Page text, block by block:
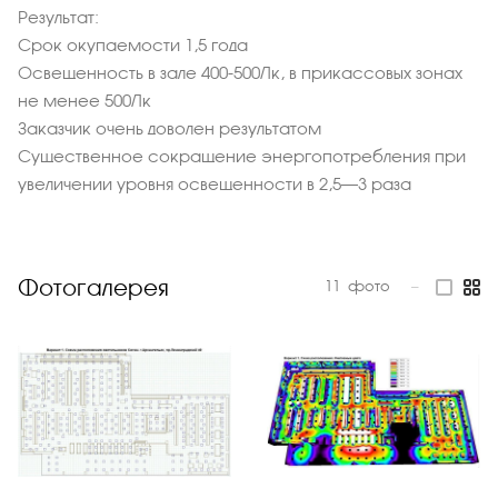
Результат:
Срок окупаемости 1,5 года
Освещенность в зале 400-500Лк, в прикассовых зонах
не менее 500Лк
Заказчик очень доволен результатом
Существенное сокращение энергопотребления при
увеличении уровня освещенности в 2,5–3 раза
Фотогалерея 11 фото —